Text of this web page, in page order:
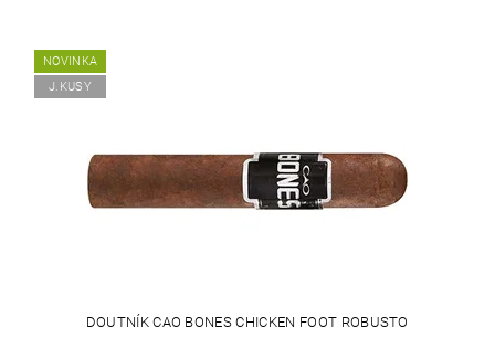
NOVINKA
J.KUSY
DOUTNÍK CAO BONES CHICKEN FOOT ROBUSTO